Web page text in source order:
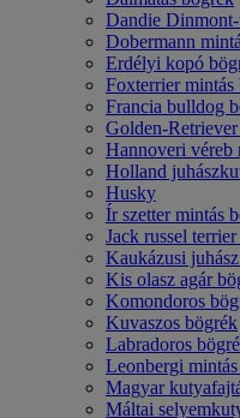
Dandie
Dobermann
Erdélyi kopó
Foxterrier mintás
Francia bulldog
Golden-
Hannoveri véreb
Holland
Husky
Ír szetter mintás
Jack russel
Kaukázusi
Kis olasz agár
Komondoros
Kuvaszos bögrék
Labradoros
Leonbergi
Magyar
Máltai